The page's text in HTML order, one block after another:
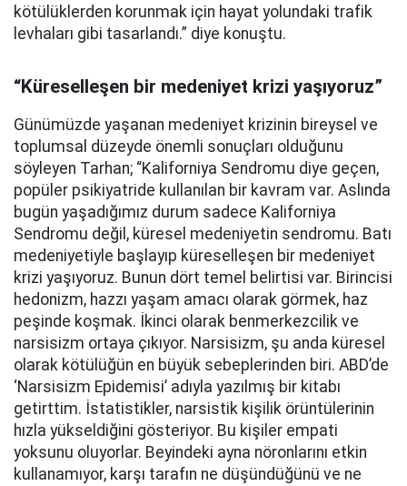
kötülüklerden korunmak için hayat yolundaki trafik
levhaları gibi tasarlandı.” diye konuştu.
“Küreselleşen bir medeniyet krizi yaşıyoruz”
Günümüzde yaşanan medeniyet krizinin bireysel ve
toplumsal düzeyde önemli sonuçları olduğunu
söyleyen Tarhan; “Kaliforniya Sendromu diye geçen,
popüler psikiyatride kullanılan bir kavram var. Aslında
bugün yaşadığımız durum sadece Kaliforniya
Sendromu değil, küresel medeniyetin sendromu. Batı
medeniyetiyle başlayıp küreselleşen bir medeniyet
krizi yaşıyoruz. Bunun dört temel belirtisi var. Birincisi
hedonizm, hazzı yaşam amacı olarak görmek, haz
peşinde koşmak. İkinci olarak benmerkezcilik ve
narsisizm ortaya çıkıyor. Narsisizm, şu anda küresel
olarak kötülüğün en büyük sebeplerinden biri. ABD’de
‘Narsisizm Epidemisi’ adıyla yazılmış bir kitabı
getirttim. İstatistikler, narsistik kişilik örüntülerinin
hızla yükseldiğini gösteriyor. Bu kişiler empati
yoksunu oluyorlar. Beyindeki ayna nöronlarını etkin
kullanamıyor, karşı tarafın ne düşündüğünü ve ne